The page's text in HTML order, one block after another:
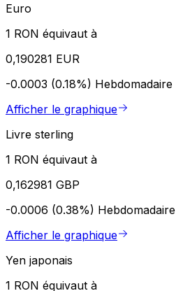
Euro
1 RON équivaut à
0,190281 EUR
-0.0003 (0.18%) Hebdomadaire
Afficher le graphique
Livre sterling
1 RON équivaut à
0,162981 GBP
-0.0006 (0.38%) Hebdomadaire
Afficher le graphique
Yen japonais
1 RON équivaut à